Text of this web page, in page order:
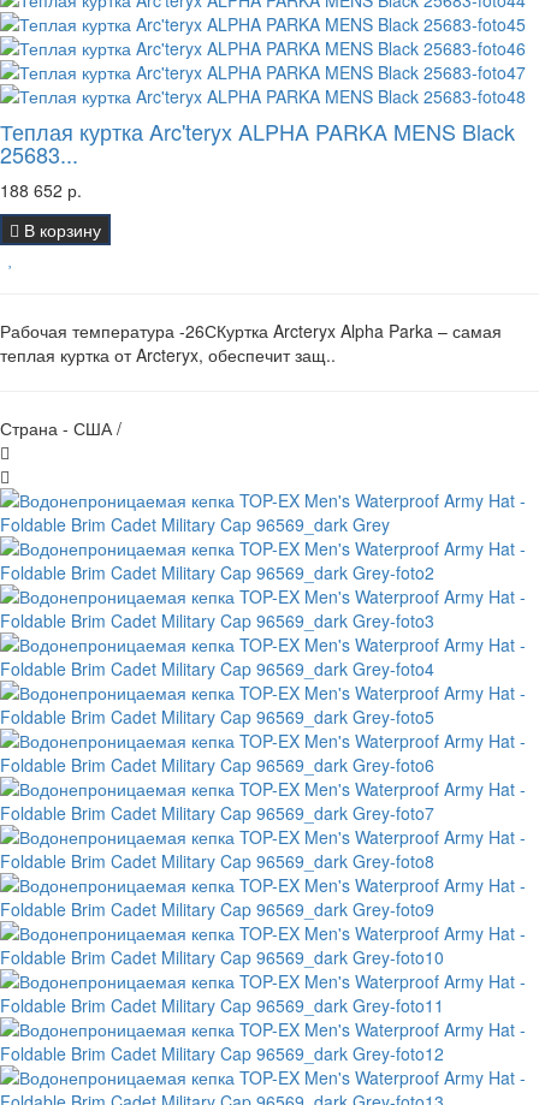
Теплая куртка Arc'teryx ALPHA PARKA MENS Black
25683...
188 652 р.
В корзину
Рабочая температура -26СКуртка Arcteryx Alpha Parka – самая
теплая куртка от Arcteryx, обеспечит защ..
Страна - США /